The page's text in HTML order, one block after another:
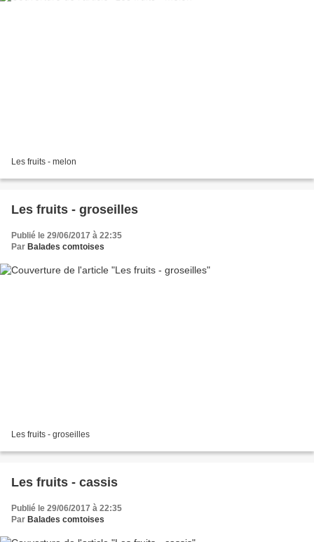
Les fruits - melon
Les fruits - groseilles
Publié le 29/06/2017 à 22:35
Par Balades comtoises
Les fruits - groseilles
Les fruits - cassis
Publié le 29/06/2017 à 22:35
Par Balades comtoises